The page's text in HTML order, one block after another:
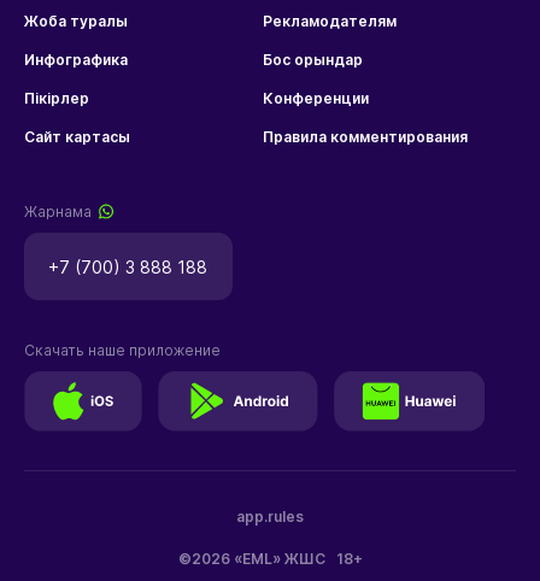
Жоба туралы Рекламодателям
Инфографика Бос орындар
Пікірлер Конференции
Сайт картасы Правила комментирования
Жарнама
+7 (700) 3 888 188
©2026 «EML» ЖШС 18+
app.rules
Скачать наше приложение